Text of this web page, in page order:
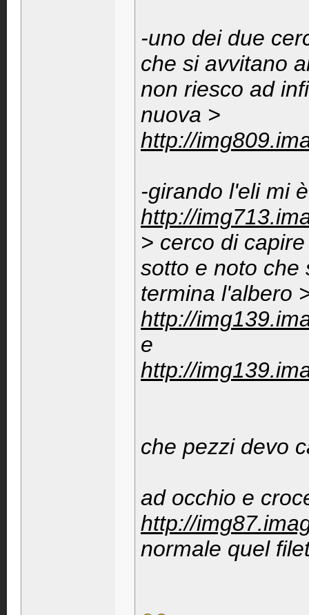
-uno dei due
che si avvitano
non riesco ad
nuova >
http://
-girando l'eli mi
http://
> cerco di
sotto e noto che
termina l'albero
http://
e
http://
che pezzi devo
ad occhio e
http://
normale quel